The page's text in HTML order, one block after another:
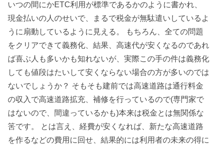
いつの間にかETC利用が標準であるかのように書かれ、
現金払いの人のせいで、まるで税金が無駄遣いしているよ
うに扇動しているように見える。 もちろん、全ての問題
をクリアできて義務化、結果、高速代が安くなるのであれ
ば喜ぶ人も多いかも知れないが、実際この手の件は義務化
しても値段はたいして安くならない場合の方が多いのでは
ないでしょうか？ そもそも建前では高速道路は通行料金
の収入で高速道路拡充、補修を行っているので(専門家で
はないので、間違っているかも)本来は税金とは無関係な
筈です。 とは言え、経費が安くなれば、新たな高速道路
を作るなどの費用に回せ、結果的には利用者の未来の得に